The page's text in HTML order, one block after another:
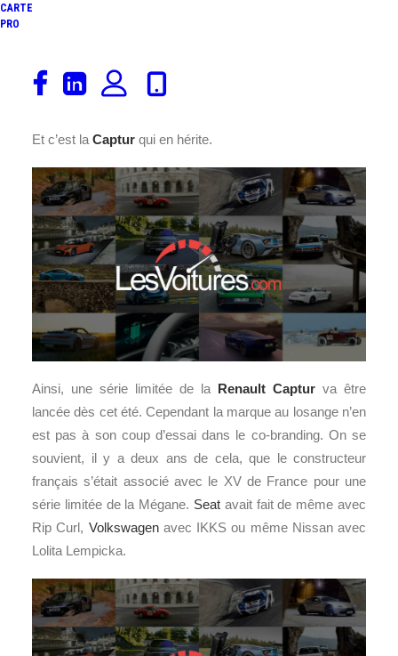
CARTE
PRO
Renaultet Helly Hansen
eu du mal à associer. Pourtant ces derniers n’ayant, pour
Et c’est la Captur qui en hérite.
Ainsi, une série limitée de la Renault Captur va être
lancée dès cet été. Cependant la marque au losange n’en
est pas à son coup d’essai dans le co-branding. On se
souvient, il y a deux ans de cela, que le constructeur
français s’était associé avec le XV de France pour une
série limitée de la Mégane. Seat avait fait de même avec
Rip Curl, Volkswagenavec IKKS ou même Nissan avec
Lolita Lempicka.